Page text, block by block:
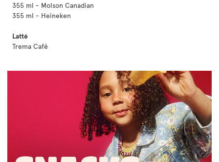
355 ml - Molson Canadian
355 ml - Heineken
Latté
Trema Café